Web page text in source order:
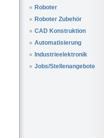
Roboter
Roboter Zubehör
CAD Konstruktion
Automatisierung
Industrieelektronik
Jobs/Stellenangebote